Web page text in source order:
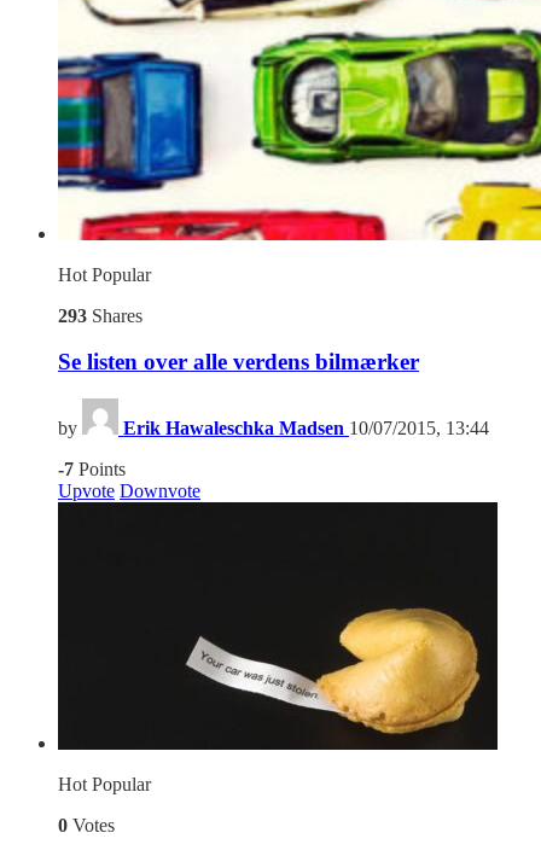
Hot Popular
293 Shares
Se listen over alle verdens bilmærker
by Erik Hawaleschka Madsen 10/07/2015, 13:44
-7 Points
Upvote Downvote
Hot Popular
0 Votes